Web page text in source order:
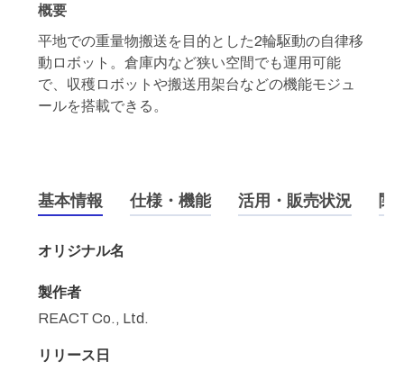
概要
平地での重量物搬送を目的とした2輪駆動の自律移
動ロボット。倉庫内など狭い空間でも運用可能
で、収穫ロボットや搬送用架台などの機能モジュ
ールを搭載できる。
基本情報 仕様・機能 活用・販売状況 関
オリジナル名
製作者
REACT Co., Ltd.
リリース日